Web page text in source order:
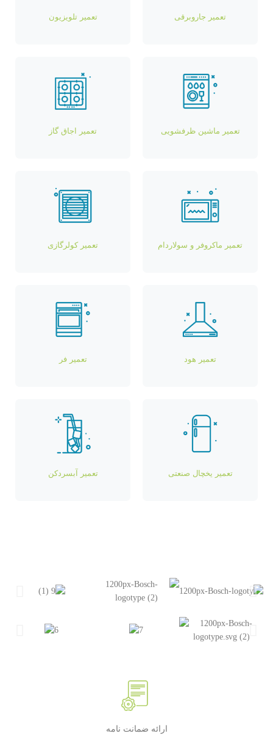
تعمیر جاروبرقی تعمیر تلویزیون
تعمیر ماشین ظرفشویی
تعمیر ماکروفر و سولاردام
تعمیر اجاق گاز
تعمیر کولرگازی
تعمیر هود
تعمیر یخچال صنعتی
تعمیر فر
تعمیر آبسردکن
ارائه ضمانت نامه